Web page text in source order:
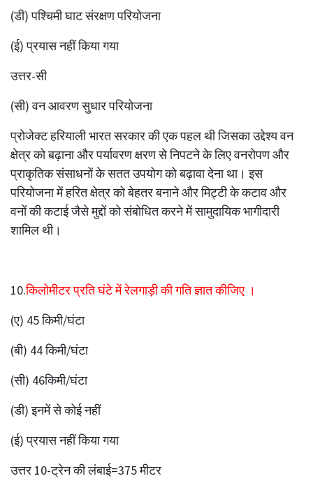
(डी) पश्चिमी घाट संरक्षण परियोजना
(ई) प्रयास नहीं किया गया
उत्तर-सी
(सी) वन आवरण सुधार परियोजना
प्रोजेक्ट हरियाली भारत सरकार की एक पहल थी जिसका उद्देश्य वन
क्षेत्र को बढ़ाना और पर्यावरण क्षरण से निपटने के लिए वनरोपण और
प्राकृतिक संसाधनों के सतत उपयोग को बढ़ावा देना था। इस
परियोजना में हरित क्षेत्र को बेहतर बनाने और मिट्टी के कटाव और
वनों की कटाई जैसे मुद्दों को संबोधित करने में सामुदायिक भागीदारी
शामिल थी।
10.किलोमीटर प्रति घंटे में रेलगाड़ी की गति ज्ञात कीजिए ।
(ए) 45 किमी/घंटा
(बी) 44 किमी/घंटा
(सी) 46किमी/घंटा
(डी) इनमें से कोई नहीं
(ई) प्रयास नहीं किया गया
उत्तर 10-ट्रेन की लंबाई=375 मीटर